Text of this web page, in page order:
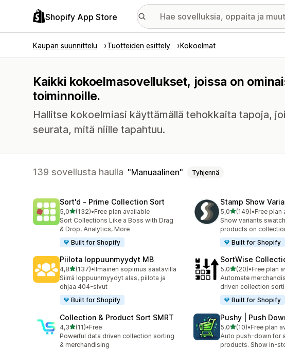
Shopify App Store
Kaupan suunnittelu Tuotteiden esittely Kokoelmat
Kaikki kokoelmasovellukset, joissa on
toiminnoille.
Hallitse kokoelmiasi käyttämällä tehokkaita tapoja,
seurata, mitä niille tapahtuu.
139 sovellusta haulla Manuaalinen Tyhjennä
Sort'd ‑ Prime Collection Sort
5,0/ 5 tähteä
(132)
132 arvostelua yhteensä
•Free plan available
Sort Collections Like a Boss with Drag
& Drop, Analytics, More
Built for Shopify
Stamp Show
5,0/ 5 tähteä
(149)
149 arvostelua
•Free plan
Show variants
products on
Built for Shopify
Piilota loppuunmyydyt MB
4,8/ 5 tähteä
(137)
137 arvostelua yhteensä
•Ilmainen sopimus saatavilla
Siirrä loppuunmyydyt alas, piilota ja
ohjaa 404-sivut
Built for Shopify
SortWise
5,0/ 5 tähteä
(20)
20 arvostelua
•Free plan
Automate
driven collection
Built for Shopify
Collection & Product Sort SMRT
4,3/ 5 tähteä
(11)
11 arvostelua yhteensä
•Free
Powerful data driven collection sorting
& merchandising
Pushy | Push
5,0/ 5 tähteä
(10)
10 arvostelua
•Free plan
Auto push-down for
products. Show in-